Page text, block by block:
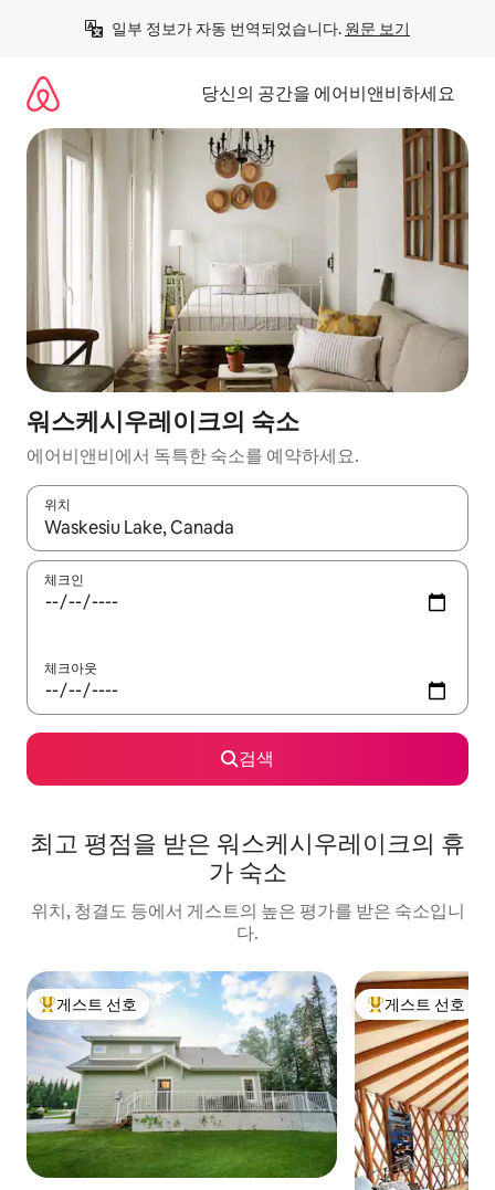
일부 정보가 자동 번역되었습니다. 원문 보기
당신의 공간을 에어비앤비하세요
워스케시우레이크의 숙소
에어비앤비에서 독특한 숙소를 예약하세요.
위치
결과가 나오면 위·아래 화살표 키를 사용하거나 터치 또는 스와이
체크인
체크아웃
검색
최고 평점을 받은 워스케시우레이크의 휴
가 숙소
위치, 청결도 등에서 게스트의 높은 평가를 받은 숙소입니
다.
상위 게스트 선호
게스트 선호 상위 게스트 선호
게스트 선호